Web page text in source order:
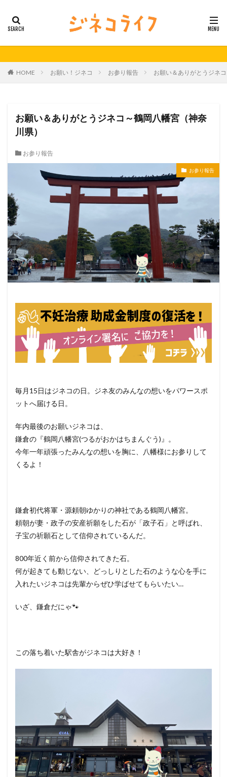
HOME お願い！ジネコ お参り報告 お願い＆ありがとうジネ
お願い＆ありがとうジネコ～鶴岡八幡宮（神奈
川県）
お参り報告
お参り報告
毎月15日はジネコの日。ジネ友のみんなの想いをパワースポ
ットへ届ける日。
年内最後のお願いジネコは、
鎌倉の『鶴岡八幡宮(つるがおかはちまんぐう)』。
今年一年頑張ったみんなの想いを胸に、八幡様にお参りして
くるよ！
鎌倉初代将軍・源頼朝ゆかりの神社である鶴岡八幡宮。
頼朝が妻・政子の安産祈願をした石が「政子石」と呼ばれ、
子宝の祈願石として信仰されているんだ。
800年近く前から信仰されてきた石。
何が起きても動じない、どっしりとした石のような心を手に
入れたいジネコは先輩からぜひ学ばせてもらいたい…
いざ、鎌倉だにゃ🐾
この落ち着いた駅舎がジネコは大好き！
男性不妊